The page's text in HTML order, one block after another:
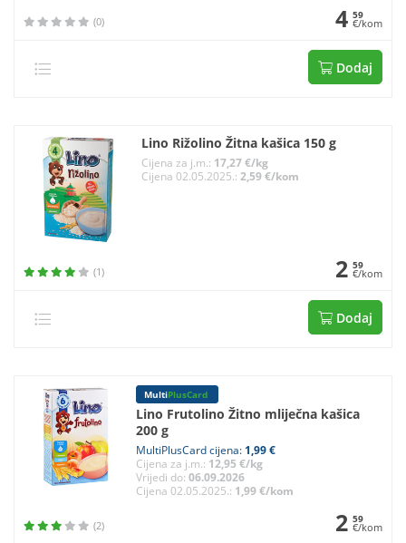
(0) 4 59
€/kom
Dodaj
Lino Rižolino Žitna kašica 150 g
Cijena za j.m.: 17,27 €/kg
Cijena 02.05.2025.: 2,59 €/kom
(1) 2 59
€/kom
Dodaj
MultiPlusCard
Lino Frutolino Žitno mliječna kašica
200 g
MultiPlusCard cijena: 1,99 €
Cijena za j.m.: 12,95 €/kg
Vrijedi do: 06.09.2026
Cijena 02.05.2025.: 1,99 €/kom
(2) 2 59
€/kom